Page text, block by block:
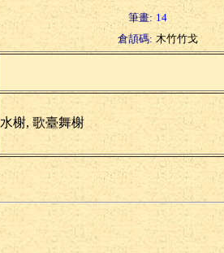
筆畫: 14
倉頡碼: 木竹竹戈
水榭, 歌臺舞榭